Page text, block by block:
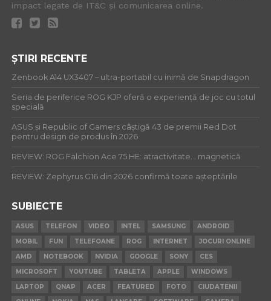
impact legate de IT&C și comunicarea online.
ȘTIRI RECENTE
Zenbook A14 UX3407 – ultra-portabil cu inimă de Snapdragon
Seria de periferice ROG KJP oferă o experiență de joc cu totul
specială
ASUS și Republic of Gamers câștigă 43 de premii Red Dot
pentru design de produs în 2026
REVIEW: ROG Falchion Ace 75 HE: atractivitate… magnetică
REVIEW: Zephyrus G16 din 2026 confirmă toate așteptările
SUBIECTE
ASUS TELEFON VIDEO INTEL SAMSUNG
ANDROID
MOBIL
FUN TELEFOANE ROG INTERNET
JOCURI ONLINE
AMD
NOTEBOOK NVIDIA GOOGLE SONY
CES
MICROSOFT
YOUTUBE TABLETA APPLE
WINDOWS
LAPTOP
QNAP ACER FEATURED FOTO
CIUDATENII